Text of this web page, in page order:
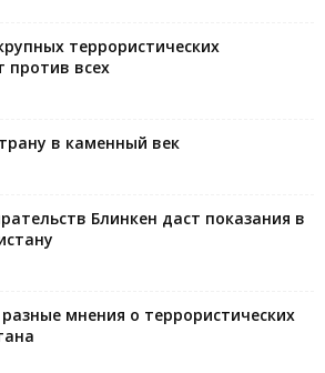
террористических
против всех
в каменный век
Блинкен даст показания в
мнения о террористических